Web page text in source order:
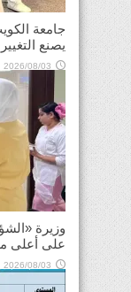
جامعة
يصنع التغيير 2026»
2026/08/03
وزيرة
على أعلى
2026/08/03